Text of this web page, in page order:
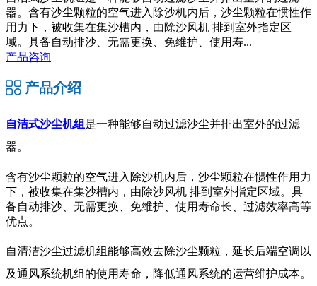
器。含有沙尘颗粒的空气进入除沙机内后，沙尘颗粒在惯性作
用力下，被收集在集沙槽内，由除沙风机 排到室外指定区
域。具备自动排沙、无需更换、免维护、使用寿...
产品咨询
产品介绍
自洁式沙尘机组是一种能够自动过滤沙尘并排出室外的过滤
器。
含有沙尘颗粒的空气进入除沙机内后，沙尘颗粒在惯性作用力
下，被收集在集沙槽内，由除沙风机 排到室外指定区域。具
备自动排沙、无需更换、免维护、使用寿命长、过滤效率高等
优点。
自清洁沙尘过滤机组能够高效去除沙尘颗粒，延长后端空调以
及通风系统机组的使用寿命，降低通风系统的运营维护成本。